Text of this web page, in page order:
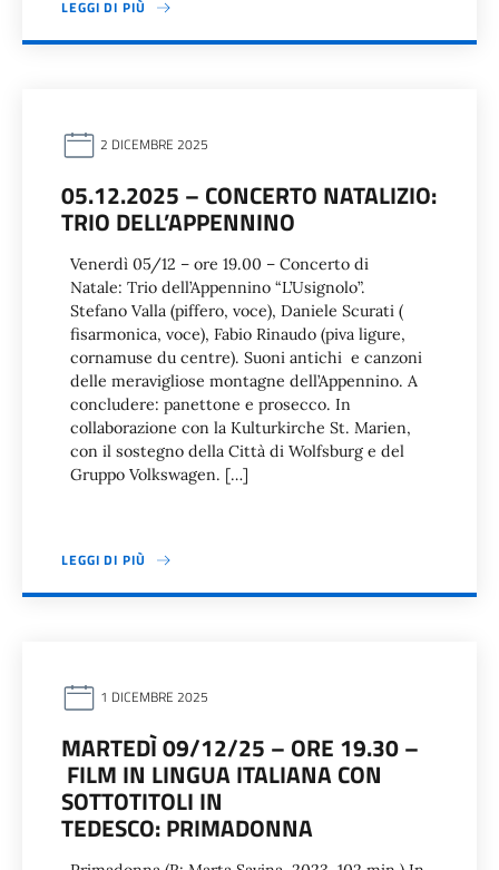
LEGGI DI PIÙ
2 DICEMBRE 2025
05.12.2025 – CONCERTO NATALIZIO:
TRIO DELL’APPENNINO
Venerdì 05/12 – ore 19.00 – Concerto di
Natale: Trio dell’Appennino “L’Usignolo”.
Stefano Valla (piffero, voce), Daniele Scurati (
fisarmonica, voce), Fabio Rinaudo (piva ligure,
cornamuse du centre). Suoni antichi e canzoni
delle meravigliose montagne dell’Appennino. A
concludere: panettone e prosecco. In
collaborazione con la Kulturkirche St. Marien,
con il sostegno della Città di Wolfsburg e del
Gruppo Volkswagen. […]
LEGGI DI PIÙ
1 DICEMBRE 2025
MARTEDÌ 09/12/25 – ORE 19.30 –
FILM IN LINGUA ITALIANA CON
SOTTOTITOLI IN
TEDESCO: PRIMADONNA